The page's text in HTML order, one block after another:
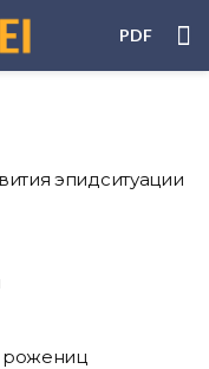
PDF
эпидситуации
рожениц